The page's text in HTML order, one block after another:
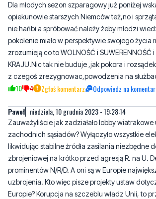
Dla młodych sezon szparagowy już poniżej
opiekunowie starszych Niemców też,no i
nie hańbi a spróbować należy żeby młodzi
pokolenie miało w perspektywie swojego życia
zrozumieją co to WOLNOŚĆ i SUWERENNOŚĆ
KRAJU.Nic tak nie buduje ,jak pokora i
z czegoś zrezygnowac,powodzenia na
10 4 Zgłoś komentarz Odpowiedz na
Paweł niedziela, 10 grudnia 2023 - 19:28:14
Zauważyliście jak zadziałało lobby wiatrakowe
zachodnich sąsiadów? Wyłączyło wszystkie
likwidując stabilne źródła zasilania niezbędne
zbrojeniowej na krótko przed agresją R. na U.
prominentów N/R/D. A oni są w Europie
uzbrojenia. Kto więc pisze projekty ustaw
Europie? Korupcja na szczeblu władz Unii, to